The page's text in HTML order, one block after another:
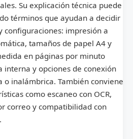
Su explicación técnica puede
términos que ayudan a decidir
configuraciones: impresión a
tamaños de papel A4 y
en páginas por minuto
interna y opciones de conexión
o inalámbrica. También conviene
como escaneo con OCR,
correo y compatibilidad con